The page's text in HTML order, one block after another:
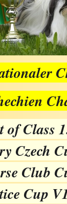
of Class
Czech
Club
Cup